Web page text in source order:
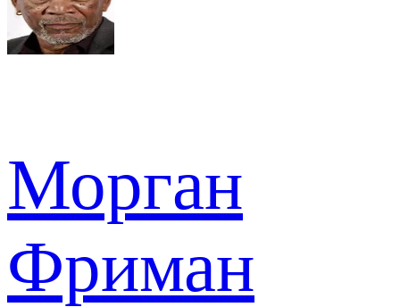
Морган
Фриман